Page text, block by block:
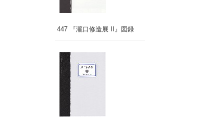
447 『瀧口修造展 II』図録